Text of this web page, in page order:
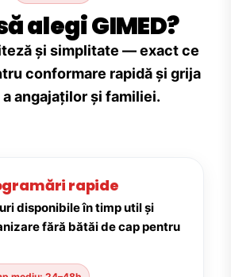
alegi GIMED?
și simplitate — exact ce
conformare rapidă și grija
angajaților și familiei.
rapide
disponibile în timp util și
fără bătăi de cap pentru